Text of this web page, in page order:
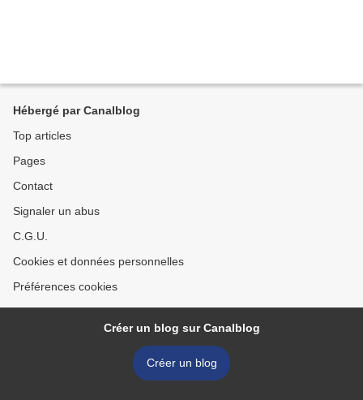
Hébergé par Canalblog
Top articles
Pages
Contact
Signaler un abus
C.G.U.
Cookies et données personnelles
Préférences cookies
Créer un blog sur Canalblog
Créer un blog